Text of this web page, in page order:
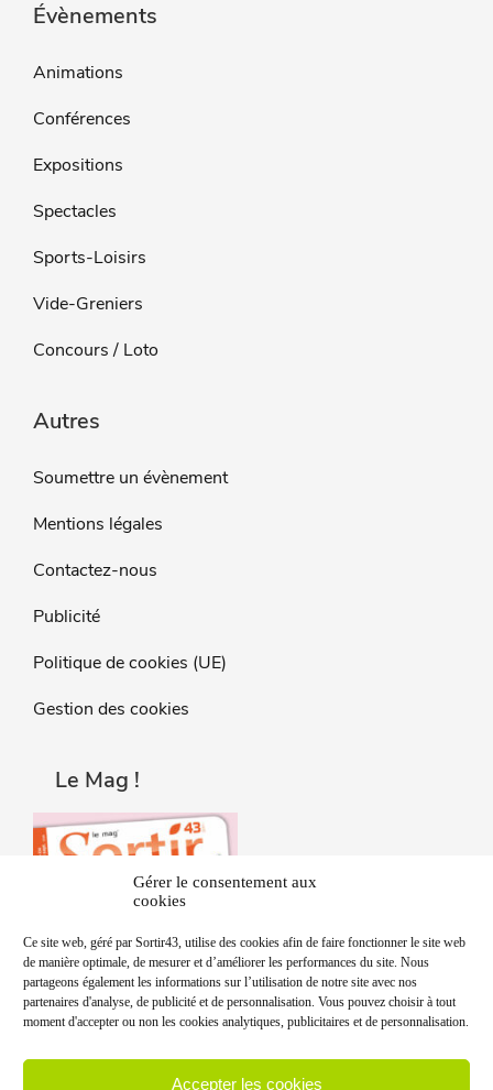
Gérer le consentement aux
cookies
Ce site web, géré par Sortir43, utilise des cookies afin de faire fonctionner le site web
de manière optimale, de mesurer et d’améliorer les performances du site. Nous
partageons également les informations sur l’utilisation de notre site avec nos
partenaires d'analyse, de publicité et de personnalisation. Vous pouvez choisir à tout
moment d'accepter ou non les cookies analytiques, publicitaires et de personnalisation.
Accepter les cookies
Évènements
Animations
Conférences
Expositions
Spectacles
Sports-Loisirs
Vide-Greniers
Concours / Loto
Autres
Soumettre un évènement
Mentions légales
Contactez-nous
Publicité
Politique de cookies (UE)
Gestion des cookies
Le Mag !